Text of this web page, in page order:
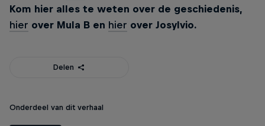
Kom hier alles te weten over de geschiedenis,
hier over Mula B en hier over Josylvio.
Delen
Onderdeel van dit verhaal